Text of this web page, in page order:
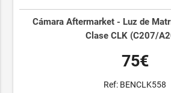
Cámara Aftermarket - Luz de
Clase CLK (C207/
75€
Ref: BENCLK558